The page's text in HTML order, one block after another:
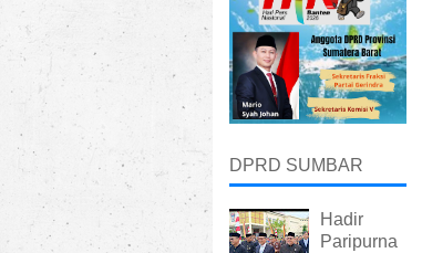
DPRD SUMBAR
Hadir
Paripurna